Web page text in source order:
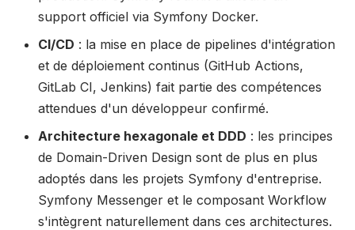
support officiel via Symfony Docker.
CI/CD : la mise en place de pipelines d'intégration
et de déploiement continus (GitHub Actions,
GitLab CI, Jenkins) fait partie des compétences
attendues d'un développeur confirmé.
Architecture hexagonale et DDD : les principes
de Domain-Driven Design sont de plus en plus
adoptés dans les projets Symfony d'entreprise.
Symfony Messenger et le composant Workflow
s'intègrent naturellement dans ces architectures.